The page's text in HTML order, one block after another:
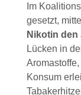
Im
gesetzt,
Nikotin
Lücken in
Konsum